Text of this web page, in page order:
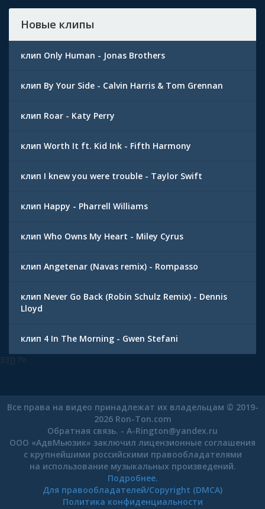
Новые клипы
клип Only Human - Jonas Brothers
клип By Your Side - Calvin Harris & Tom Grennan
клип Roar - Katy Perry
клип Worth It ft. Kid Ink - Fifth Harmony
клип I knew you were trouble - Taylor Swift
клип Happy - Pharrell Williams
клип Who Owns My Heart - Miley Cyrus
клип Angetenar (Navas remix) - Rompasso
клип Never Go Back (Robin Schulz Remix) - Dennis
Lloyd
клип 4 In The Morning - Gwen Stefani
33]) ?>
Все права на видео принадлежат их владельцам © 2019-
2026 Ron-Ton.com
Обратная связь. - A-Rington@yandex.ru
ООО «АдвМьюзик» заключил лицензионные соглашения
с крупнейшими российскими правообладателями
на использование музыкальных произведений.
Подробнее.
Для правообладателей/Copyright (DMCA)
Политика конфиденциальности